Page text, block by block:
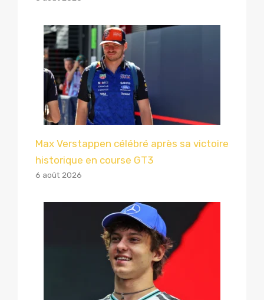
Max Verstappen célébré après sa victoire
historique en course GT3
6 août 2026